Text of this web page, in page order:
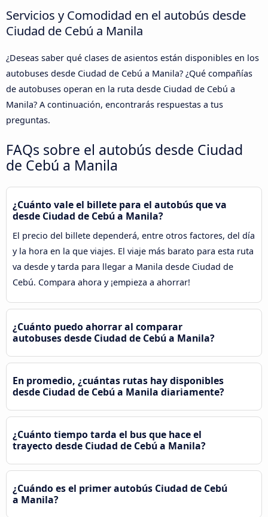
Servicios y Comodidad en el autobús desde
Ciudad de Cebú a Manila
¿Deseas saber qué clases de asientos están disponibles en los
autobuses desde Ciudad de Cebú a Manila? ¿Qué compañías
de autobuses operan en la ruta desde Ciudad de Cebú a
Manila? A continuación, encontrarás respuestas a tus
preguntas.
FAQs sobre el autobús desde Ciudad
de Cebú a Manila
¿Cuánto vale el billete para el autobús que va
desde Ciudad de Cebú a Manila?
El precio del billete dependerá, entre otros factores, del día
y la hora en la que viajes. El viaje más barato para esta ruta
va desde y tarda para llegar a Manila desde Ciudad de
Cebú. Compara ahora y ¡empieza a ahorrar!
¿Cuánto puedo ahorrar al comparar
autobuses desde Ciudad de Cebú a Manila?
En promedio, ¿cuántas rutas hay disponibles
desde Ciudad de Cebú a Manila diariamente?
¿Cuánto tiempo tarda el bus que hace el
trayecto desde Ciudad de Cebú a Manila?
¿Cuándo es el primer autobús Ciudad de Cebú
a Manila?